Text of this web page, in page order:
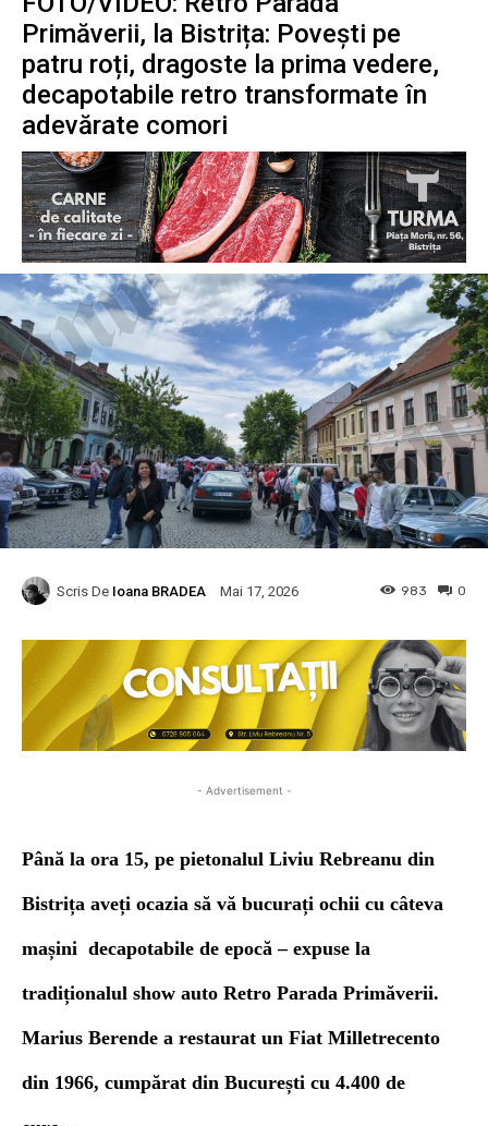
Primăverii, la Bistrița: Povești pe
patru roți, dragoste la prima vedere,
decapotabile retro transformate în
adevărate comori
Scris De Ioana BRADEA Mai 17, 2026 0
983
- Advertisement -
Până la ora 15, pe pietonalul Liviu Rebreanu din
Bistrița aveți ocazia să vă bucurați ochii cu câteva
mașini decapotabile de epocă – expuse la
tradiționalul show auto Retro Parada Primăverii.
Marius Berende a restaurat un Fiat Milletrecento
din 1966, cumpărat din București cu 4.400 de